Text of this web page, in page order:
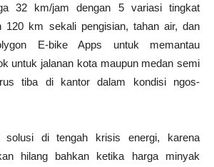
32 km/jam dengan 5 variasi tingkat
120 km sekali pengisian, tahan air, dan
E-bike Apps untuk memantau
untuk jalanan kota maupun medan semi
tiba di kantor dalam kondisi ngos-
solusi di tengah krisis energi, karena
hilang bahkan ketika harga minyak